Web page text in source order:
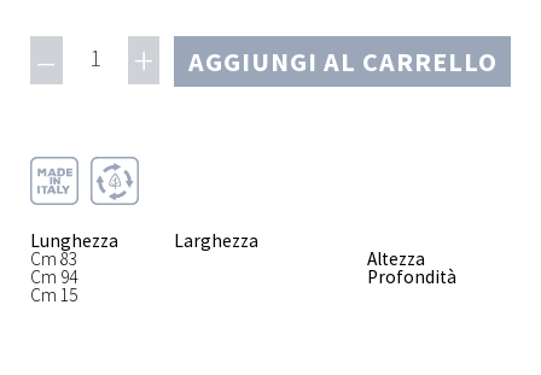
– 1 + AGGIUNGI AL CARRELLO
Lunghezza Larghezza
Cm 83 Altezza
Cm 94 Profondità
Cm 15